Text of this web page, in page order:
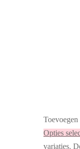
Opties
variaties.